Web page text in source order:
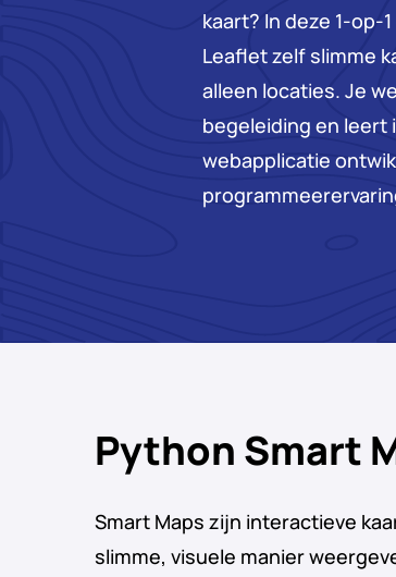
kaart? In deze 1-
Leaflet zelf slimme
alleen locaties. Je
begeleiding en leert
webapplicatie
Python Smart
Smart Maps zijn interactieve
slimme, visuele manier